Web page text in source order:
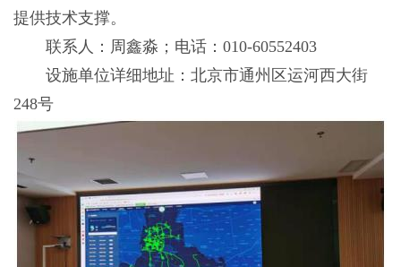
提供技术支撑。
联系人：周鑫淼；电话：010-60552403
设施单位详细地址：北京市通州区运河西大街
248号